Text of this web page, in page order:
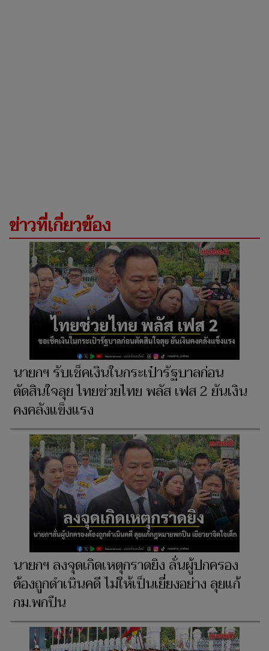
ข่าวที่เกี่ยวข้อง
นายกฯ รับเช็คเงินในกระเป๋ารัฐบาลก่อน
ตัดสินใจลุย ไทยช่วยไทย พลัส เฟส 2 ยันเงิน
คงคลังแข็งแรง
นายกฯ ลงจุดเกิดเหตุกราดยิง ลั่นผู้ปกครอง
ต้องถูกดําเนินคดี ไม่ให้เป็นเยี่ยงอย่าง ลุยแก้
กม.พกปืน